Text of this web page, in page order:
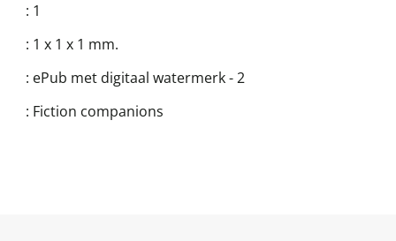
: 1
: 1 x 1 x 1 mm.
: ePub met digitaal watermerk - 2
: Fiction companions